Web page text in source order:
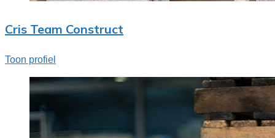
Cris Team Construct
Toon profiel